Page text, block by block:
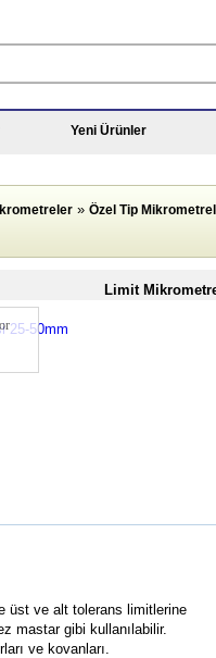
Yeni Ürünler
» Özel Tip
Limit
üst ve alt tolerans limitlerine
mastar gibi kullanılabilir.
ve kovanları.